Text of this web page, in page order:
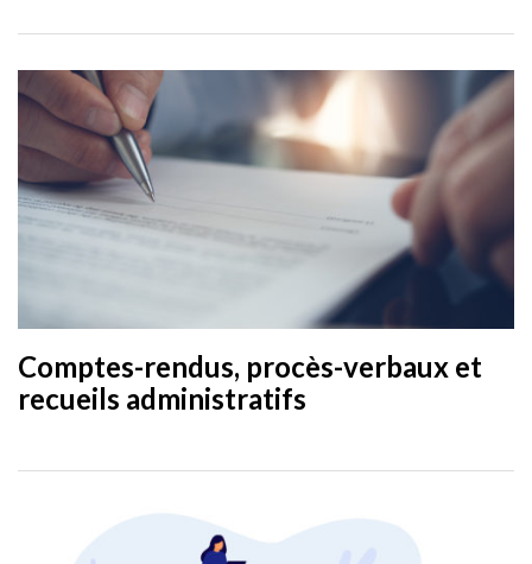
Comptes-rendus, procès-verbaux et
recueils administratifs